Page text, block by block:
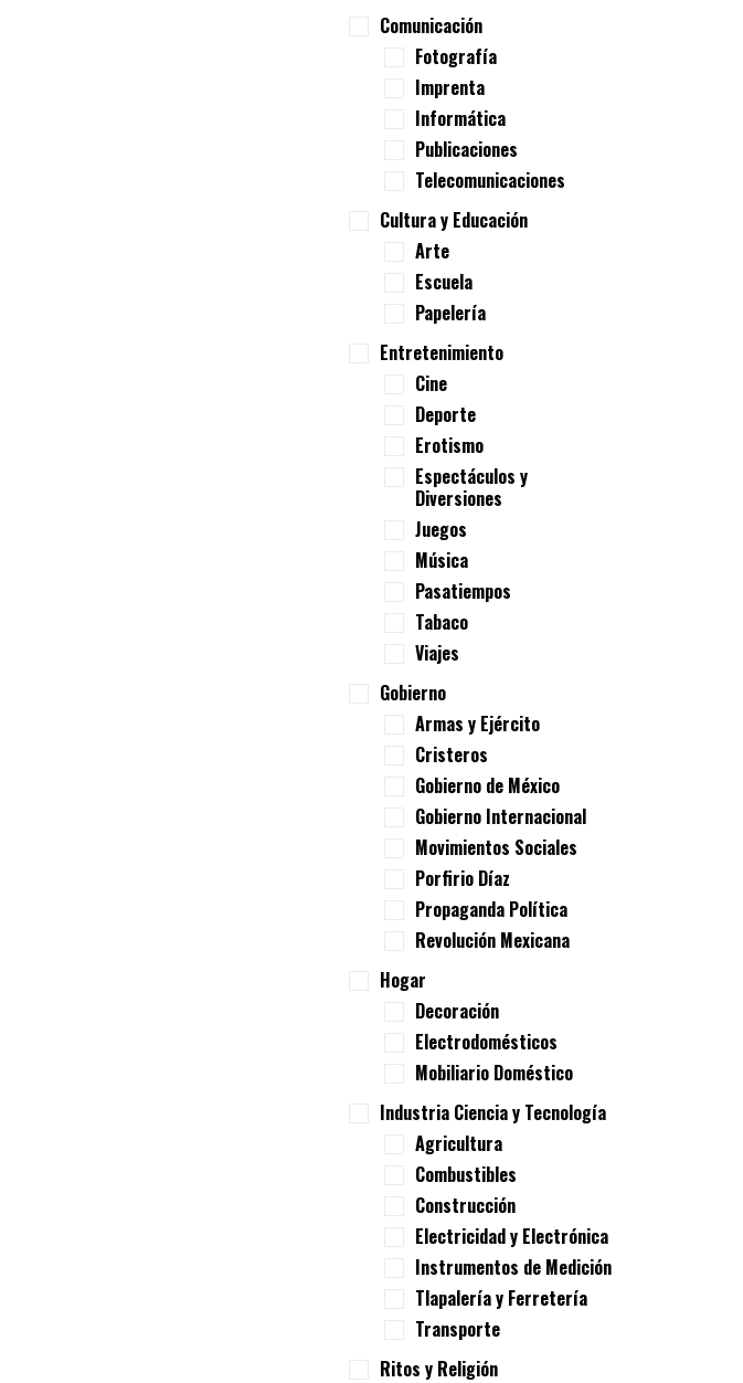
Comunicación
Fotografía
Imprenta
Informática
Publicaciones
Telecomunicaciones
Cultura y Educación
Arte
Escuela
Papelería
Entretenimiento
Cine
Deporte
Erotismo
Espectáculos y
Diversiones
Juegos
Música
Pasatiempos
Tabaco
Viajes
Gobierno
Armas y Ejército
Cristeros
Gobierno de México
Gobierno Internacional
Movimientos Sociales
Porfirio Díaz
Propaganda Política
Revolución Mexicana
Hogar
Decoración
Electrodomésticos
Mobiliario Doméstico
Industria Ciencia y Tecnología
Agricultura
Combustibles
Construcción
Electricidad y Electrónica
Instrumentos de Medición
Tlapalería y Ferretería
Transporte
Ritos y Religión